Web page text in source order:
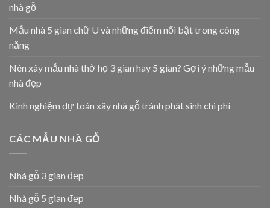
nhà gỗ
Mẫu nhà 5 gian chữ U và những điểm nổi bật trong công
năng
Nên xây mẫu nhà thờ họ 3 gian hay 5 gian? Gợi ý những mẫu
nhà đẹp
Kinh nghiệm dự toán xây nhà gỗ tránh phát sinh chi phí
CÁC MẪU NHÀ GỖ
Nhà gỗ 3 gian đẹp
Nhà gỗ 5 gian đẹp